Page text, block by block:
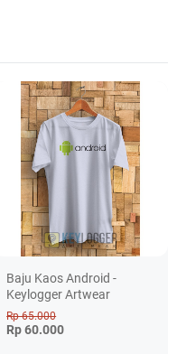
Baju Kaos Android -
Keylogger Artwear
Rp 65.000
Rp 60.000